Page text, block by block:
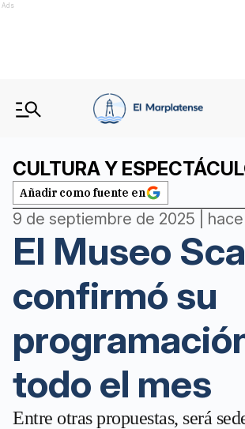
Ads
CULTURA Y
Añadir como fuente en
9 de septiembre de 2025 |
El Museo
confirmó su
todo el mes
Entre otras propuestas, será